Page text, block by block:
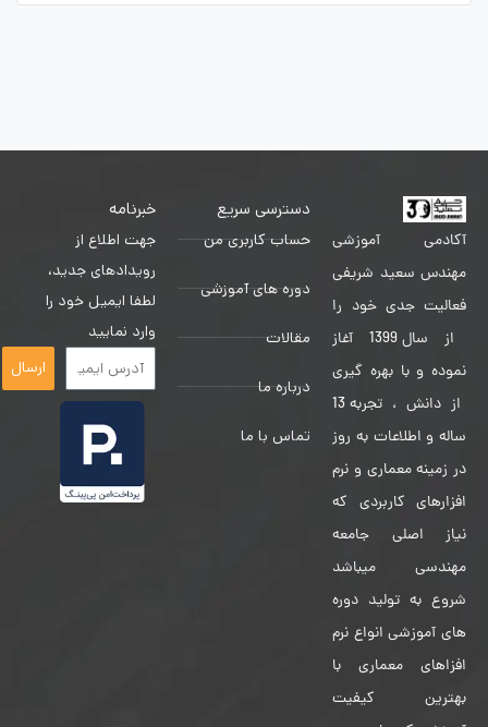
آکادمی آموزشی
مهندس سعید شریفی
فعالیت جدی خود را
از سال 1399 آغاز
نموده و با بهره گیری
از دانش ، تجربه 13
ساله و اطلاعات به روز
در زمینه معماری و نرم
افزارهای کاربردی که
نیاز اصلی جامعه
مهندسی میباشد
شروع به تولید دوره
های آموزشی انواع نرم
افزاهای معماری با
بهترین کیفیت
دسترسی سریع
حساب کاربری من
دوره های آموزشی
مقالات
درباره ما
تماس با ما
خبرنامه
جهت اطلاع از
رویدادهای جدید،
لطفا ایمیل خود را
وارد نمایید
ارسال